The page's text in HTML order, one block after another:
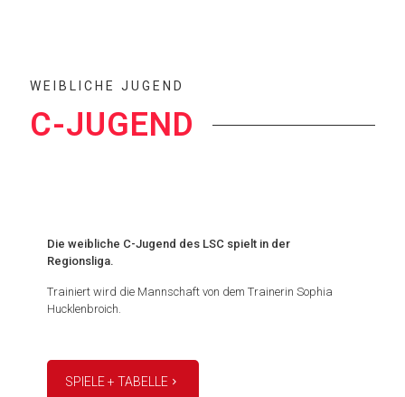
WEIBLICHE JUGEND
C-JUGEND
Die weibliche C-Jugend des LSC spielt in der
Regionsliga.
Trainiert wird die Mannschaft von dem Trainerin Sophia
Hucklenbroich.
SPIELE + TABELLE